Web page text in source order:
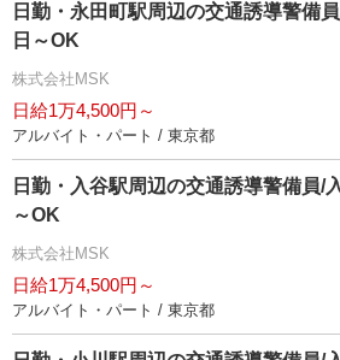
日勤・永田町駅周辺の交通誘導警備
日～OK
株式会社MSK
日給1万4,500円～
アルバイト・パート / 東京都
日勤・入谷駅周辺の交通誘導警備員/
～OK
株式会社MSK
日給1万4,500円～
アルバイト・パート / 東京都